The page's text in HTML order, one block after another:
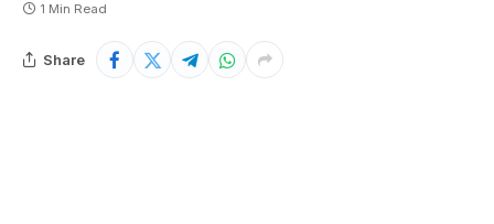
1 Min Read
Share